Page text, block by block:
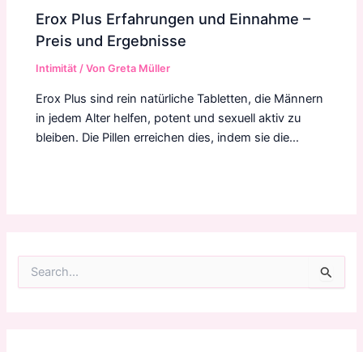
Erox Plus Erfahrungen und Einnahme –
Preis und Ergebnisse
Intimität / VonGreta Müller
Erox Plus sind rein natürliche Tabletten, die Männern
in jedem Alter helfen, potent und sexuell aktiv zu
bleiben. Die Pillen erreichen dies, indem sie die…